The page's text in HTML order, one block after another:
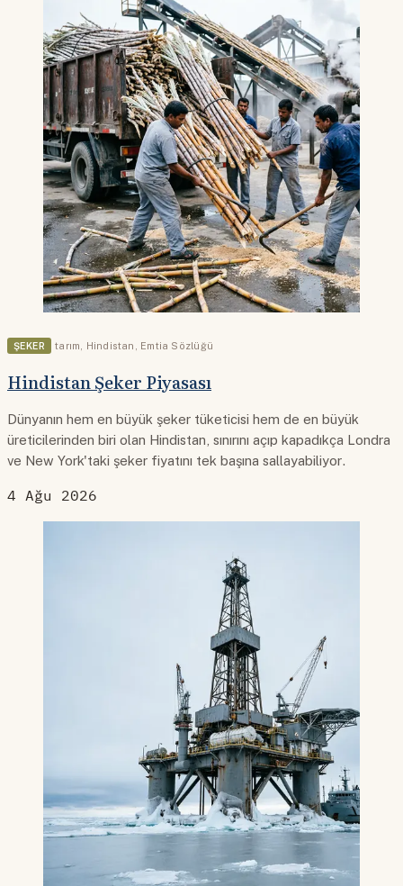
ŞEKER tarım Hindistan Emtia Sözlüğü
Hindistan Şeker Piyasası
Dünyanın hem en büyük şeker tüketicisi hem de en büyük
üreticilerinden biri olan Hindistan, sınırını açıp kapadıkça Londra
ve New York'taki şeker fiyatını tek başına sallayabiliyor.
4 Ağu 2026